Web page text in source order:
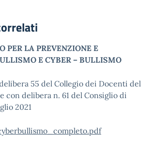
PER LA PREVENZIONE E
E CYBER – BULLISMO
55 del Collegio dei Docenti del
con delibera n. 61 del Consiglio di
2021